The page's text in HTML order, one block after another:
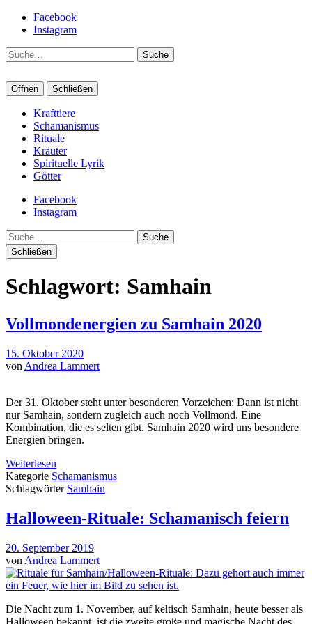
Facebook
Instagram
Suche
Öffnen Schließen
Krafttiere
Schamanismus
Rituale
Kräuter
Spirituelle Lyrik
Götter
Facebook
Instagram
Suche
Schließen
Schlagwort: Samhain
Vollmondenergien zu Samhain 2020
15. Oktober 2020
von Andrea Lammert
Der 31. Oktober steht unter besonderen Vorzeichen: Dann ist nicht
nur Samhain, sondern zugleich auch noch Vollmond. Eine
Kombination, die es selten gibt. Samhain 2020 wird uns besondere
Energien bringen.
Weiterlesen
Kategorie Schamanismus
Schlagwörter Samhain
Halloween-Rituale: Schamanisch feiern
20. September 2019
von Andrea Lammert
Die Nacht zum 1. November, auf keltisch Samhain, heute besser als
Halloween bekannt, ist die zweite große und magische Nacht des